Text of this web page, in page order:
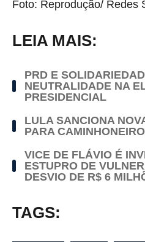
Foto: Reprodução/ Redes
LEIA MAIS:
PRD E
NEUTRALIDADE NA
PRESIDENCIAL
LULA SANCIONA
PARA
VICE DE FLÁVIO É
ESTUPRO DE
DESVIO DE R$ 6
TAGS: